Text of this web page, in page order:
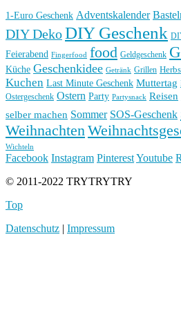
1-Euro Geschenk Adventskalender
DIY DekoDIY Geschenk
Feierabend Fingerfood food Geldgeschenk
Küche Geschenkidee Getränk Grillen
Kuchen Last Minute Geschenk Muttertag
Ostergeschenk Ostern Party Partysnack Reisen
selber machen Sommer SOS-Geschenk
Weihnachten
Wichteln
Facebook Instagram PinterestYoutube
© 2011-2022 TRYTRYTRY
Top
Datenschutz
Impressum